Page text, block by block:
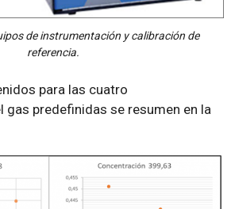
de instrumentación y calibración de
referencia.
para las cuatro
gas predefinidas se resumen en la